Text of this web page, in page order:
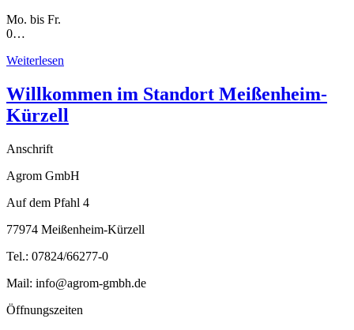
Mo. bis Fr.
0…
Weiterlesen
Willkommen im Standort Meißenheim-
Kürzell
Anschrift
Agrom GmbH
Auf dem Pfahl 4
77974 Meißenheim-Kürzell
Tel.: 07824/66277-0
Mail: info@agrom-gmbh.de
Öffnungszeiten